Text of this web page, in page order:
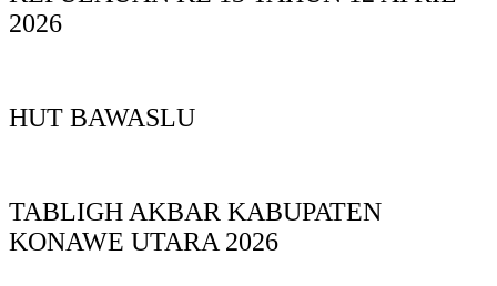
2026
HUT BAWASLU
TABLIGH AKBAR KABUPATEN
KONAWE UTARA 2026